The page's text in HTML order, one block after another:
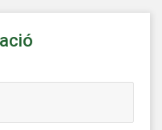
de l'usuari.